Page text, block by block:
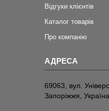
Відгуки клієнтів
Каталог товарів
Про компанію
69063, вул.
Запоріжжя, Україна